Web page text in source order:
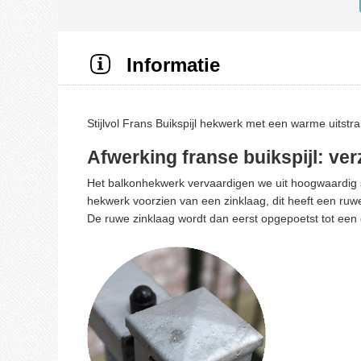
Informatie
Stijlvol Frans Buikspijl hekwerk met een warme
Afwerking franse buikspijl:
Het balkonhekwerk vervaardigen we uit
hekwerk voorzien van een zinklaag, dit heeft een
De ruwe zinklaag wordt dan eerst opgepoetst tot